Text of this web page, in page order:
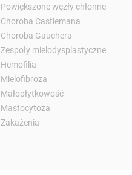
Powiększone węzły chłonne
Choroba Castlemana
Choroba Gauchera
Zespoły mielodysplastyczne
Hemofilia
Mielofibroza
Małopłytkowość
Mastocytoza
Zakażenia